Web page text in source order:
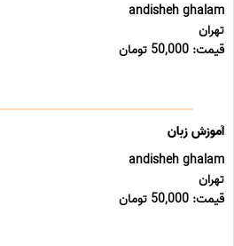
andisheh ghalam
تهران
قیمت: 50,000 تومان
آموزش زبان
andisheh ghalam
تهران
قیمت: 50,000 تومان